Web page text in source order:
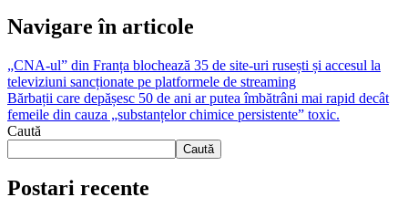
Navigare în articole
„CNA-ul” din Franța blochează 35 de site-uri rusești și accesul la
televiziuni sancționate pe platformele de streaming
Bărbații care depășesc 50 de ani ar putea îmbătrâni mai rapid decât
femeile din cauza „substanțelor chimice persistente” toxic.
Caută
Caută
Postari recente